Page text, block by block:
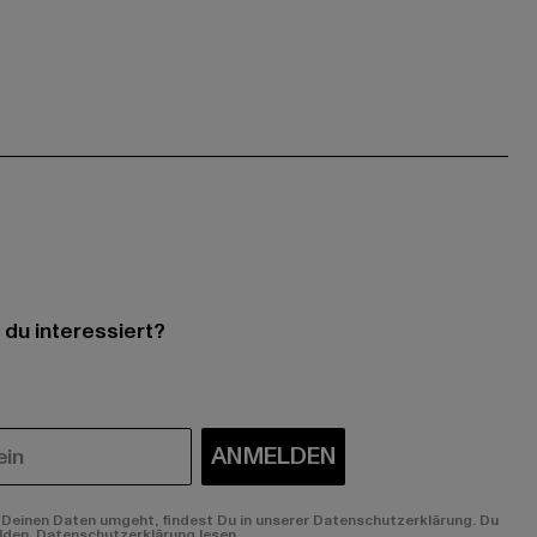
interessiert?
ANMELDEN
Daten umgeht, findest Du in unserer Datenschutzerklärung. Du